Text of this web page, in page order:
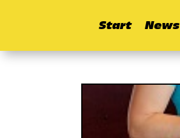
Start News